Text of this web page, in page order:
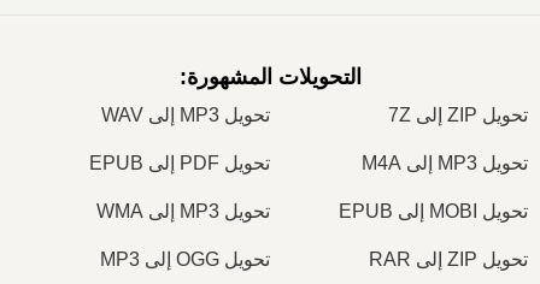
التحويلات المشهورة:
تحويل ZIP إلى 7Z تحويل MP3 إلى WAV
تحويل MP3 إلى M4A تحويل PDF إلى EPUB
تحويل MOBI إلى EPUB تحويل MP3 إلى WMA
تحويل ZIP إلى RAR تحويل OGG إلى MP3